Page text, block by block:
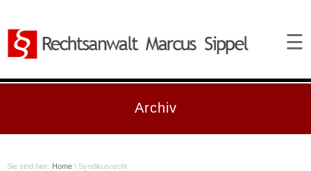
☰
Archiv
Sie sind hier: Home \ Syndikusrecht